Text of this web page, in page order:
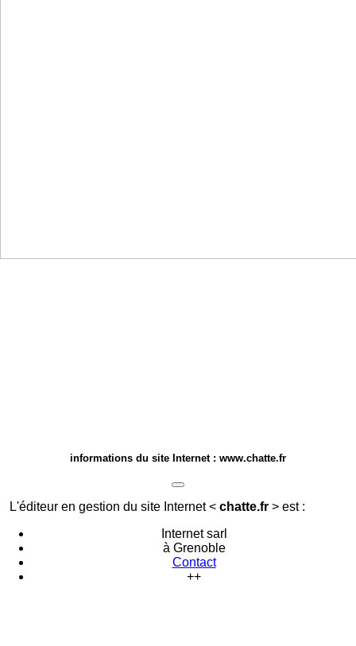
informations du site Internet : www.chatte.fr
L'éditeur en gestion du site Internet < chatte.fr > est :
Internet sarl
à Grenoble
Contact
++